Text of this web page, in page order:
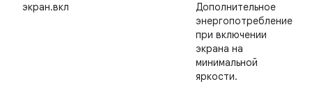
экран.вкл
Дополнительное
энергопотребление
при включении
экрана на
минимальной
яркости.